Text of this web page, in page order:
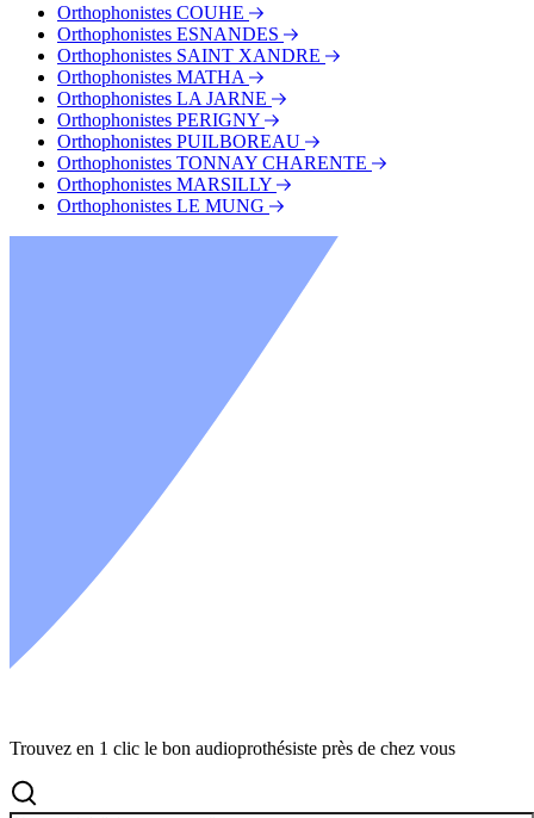
Orthophonistes COUHE
Orthophonistes ESNANDES
Orthophonistes SAINT XANDRE
Orthophonistes MATHA
Orthophonistes LA JARNE
Orthophonistes PERIGNY
Orthophonistes PUILBOREAU
Orthophonistes TONNAY CHARENTE
Orthophonistes MARSILLY
Orthophonistes LE MUNG
Trouvez en 1 clic le bon audioprothésiste près de chez vous